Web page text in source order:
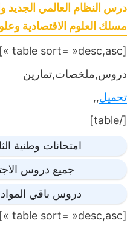
درس النظام العالمي الجديد
مسلك العلوم الاقتصادية
[table sort= »desc,asc »]
دروس,ملخصات,تمارين
تحميل,,
[/table]
امتحانات وطنية
جميع دروس
دروس باقي المواد
[table sort= »desc,asc »]